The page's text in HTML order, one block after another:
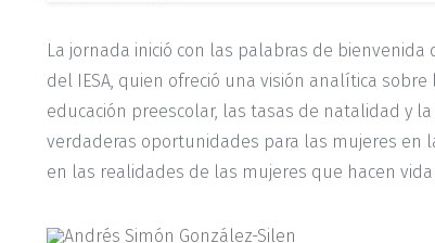
La jornada inició con las palabras de bienvenida
del IESA, quien ofreció una visión analítica
educación preescolar, las tasas de natalidad y
verdaderas oportunidades para las mujeres en
en las realidades de las mujeres que hacen vida